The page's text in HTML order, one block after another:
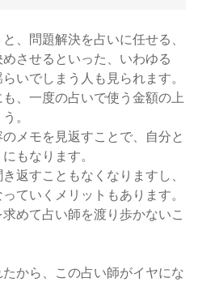
、問題解決を占いに任せる、
させるといった、いわゆる
いでしまう人も見られます。
、一度の占いで使う金額の上
。
メモを見返すことで、自分と
もなります。
返すこともなくなりますし、
ていくメリットもあります。
めて占い師を渡り歩かないこ
から、この占い師がイヤにな